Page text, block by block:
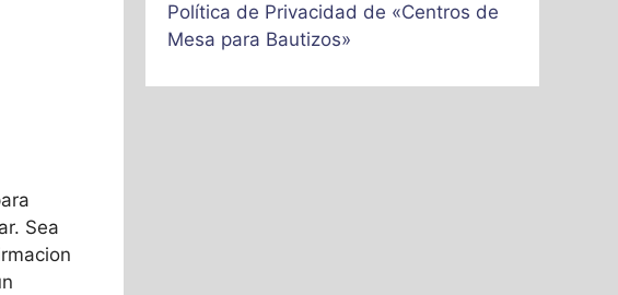
Sea
Política de Privacidad de «Centros de
Mesa para Bautizos»